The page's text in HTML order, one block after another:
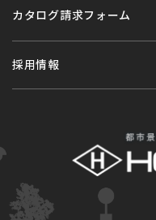
カタログ請求フォーム
採用情報